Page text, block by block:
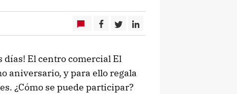
días! El centro comercial El
aniversario, y para ello regala
¿Cómo se puede participar?